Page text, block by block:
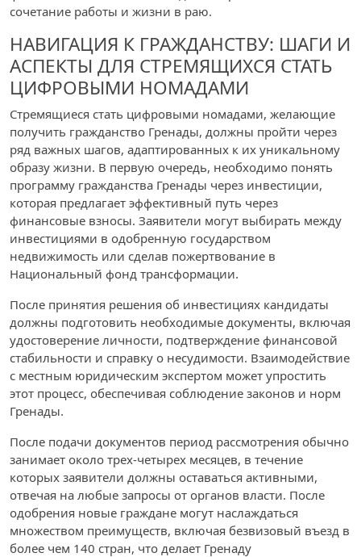
сочетание работы и жизни в раю.
НАВИГАЦИЯ К ГРАЖДАНСТВУ: ШАГИ И
АСПЕКТЫ ДЛЯ СТРЕМЯЩИХСЯ СТАТЬ
ЦИФРОВЫМИ НОМАДАМИ
Стремящиеся стать цифровыми номадами, желающие
получить гражданство Гренады, должны пройти через
ряд важных шагов, адаптированных к их уникальному
образу жизни. В первую очередь, необходимо понять
программу гражданства Гренады через инвестиции,
которая предлагает эффективный путь через
финансовые взносы. Заявители могут выбирать между
инвестициями в одобренную государством
недвижимость или сделав пожертвование в
Национальный фонд трансформации.
После принятия решения об инвестициях кандидаты
должны подготовить необходимые документы, включая
удостоверение личности, подтверждение финансовой
стабильности и справку о несудимости. Взаимодействие
с местным юридическим экспертом может упростить
этот процесс, обеспечивая соблюдение законов и норм
Гренады.
После подачи документов период рассмотрения обычно
занимает около трех-четырех месяцев, в течение
которых заявители должны оставаться активными,
отвечая на любые запросы от органов власти. После
одобрения новые граждане могут наслаждаться
множеством преимуществ, включая безвизовый въезд в
более чем 140 стран, что делает Гренаду